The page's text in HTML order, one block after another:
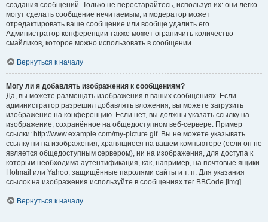
создания сообщений. Только не перестарайтесь, используя их: они легко
могут сделать сообщение нечитаемым, и модератор может
отредактировать ваше сообщение или вообще удалить его.
Администратор конференции также может ограничить количество
смайликов, которое можно использовать в сообщении.
Вернуться к началу
Могу ли я добавлять изображения к сообщениям?
Да, вы можете размещать изображения в ваших сообщениях. Если
администратор разрешил добавлять вложения, вы можете загрузить
изображение на конференцию. Если нет, вы должны указать ссылку на
изображение, сохранённое на общедоступном веб-сервере. Пример
ссылки: http://www.example.com/my-picture.gif. Вы не можете указывать
ссылку ни на изображения, хранящиеся на вашем компьютере (если он не
является общедоступным сервером), ни на изображения, для доступа к
которым необходима аутентификация, как, например, на почтовые ящики
Hotmail или Yahoo, защищённые паролями сайты и т. п. Для указания
ссылок на изображения используйте в сообщениях тег BBCode [img].
Вернуться к началу